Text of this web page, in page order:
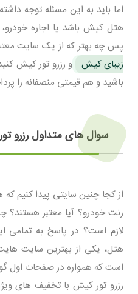
اما باید به این مسئله توجه
هتل کیش باشد یا اجاره
پس چه بهتر که از یک سایت
زیبای کیش و رزرو تور کیش
باشید و هم قیمتی منصفانه را
سوال های متداول رزرو
از کجا چنین سایتی پیدا کنیم
رنت خودرو؟ آیا معتبر
لازم است؟ در پاسخ به تمامی
هتل، یکی از بهترین سایت
است که همواره در صفحات اول
رزرو تور کیش با تخفیف های